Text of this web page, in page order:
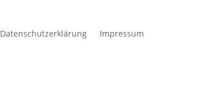
Datenschutzerklärung Impressum